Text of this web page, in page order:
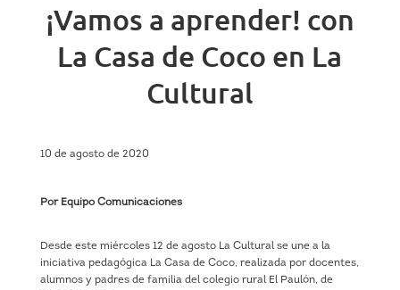
¡Vamos a aprender! con
La Casa de Coco en La
Cultural
10 de agosto de 2020
Por Equipo Comunicaciones
Desde este miércoles 12 de agosto La Cultural se une a la
iniciativa pedagógica La Casa de Coco, realizada por docentes,
alumnos y padres de familia del colegio rural El Paulón, de